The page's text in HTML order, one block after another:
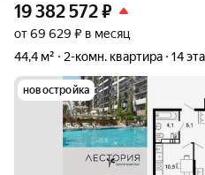
19 382 572₽
от 69 629 ₽ в месяц
44,4 м²
2-комн. квартира 14
новостройка